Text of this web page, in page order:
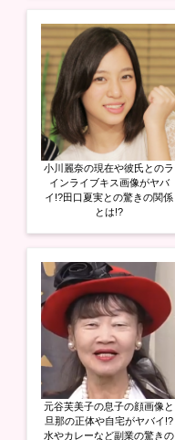
ウ
で
き
ま
す
)
小川麗奈の現在や彼氏とのラ
インライブキス画像がヤバ
イ!?田口夏実との驚きの関係
とは!?
元谷芙美子の息子の顔画像と
旦那の正体や自宅がヤバイ!?
水やカレーなど副業の驚きの